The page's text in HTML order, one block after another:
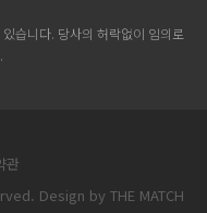
습니다. 당사의 허락없이 임의로
관
Design by THE MATCH